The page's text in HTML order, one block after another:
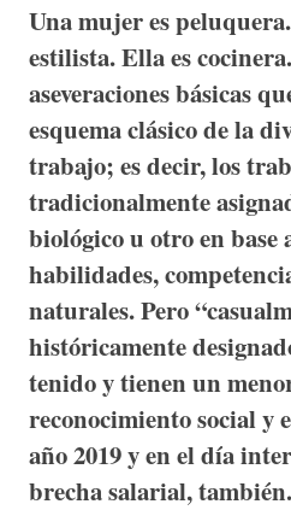
Una mujer es
estilista. Ella es
aseveraciones básicas
esquema clásico de la
trabajo; es decir, los
tradicionalmente
biológico u otro en base
habilidades,
naturales. Pero
históricamente
tenido y tienen un
reconocimiento social y
año 2019 y en el día
brecha salarial, también.